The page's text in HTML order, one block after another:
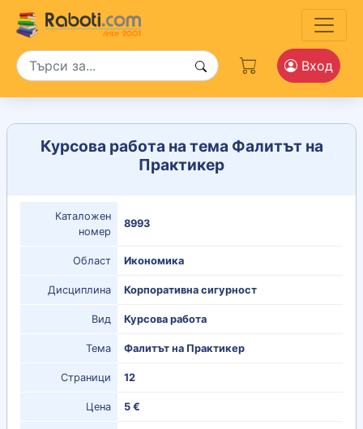
Вход
Курсова работа на тема Фалитът на
Практикер
Каталожен
номер
8993
Област Икономика
Дисциплина Корпоративна сигурност
Вид Курсова работа
Тема Фалитът на Практикер
Страници 12
Цена 5 €